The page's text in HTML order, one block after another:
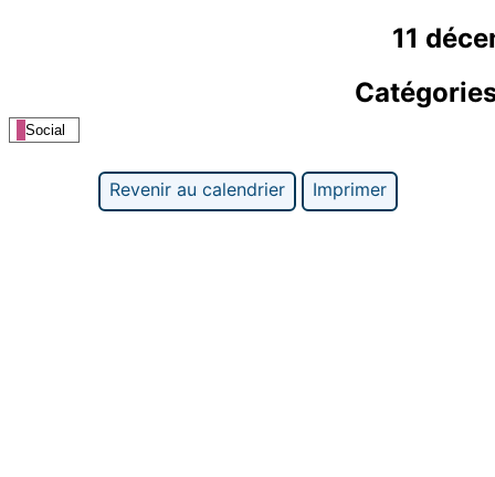
11
Social
Revenir au calendrier Imprimer